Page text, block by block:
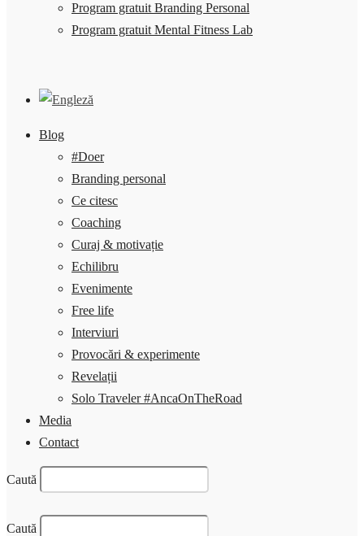
Program gratuit Branding Personal
Program gratuit Mental Fitness Lab
Blog
#Doer
Branding personal
Ce citesc
Coaching
Curaj & motivație
Echilibru
Evenimente
Free life
Interviuri
Provocări & experimente
Revelații
Solo Traveler #AncaOnTheRoad
Media
Contact
Caută
Caută